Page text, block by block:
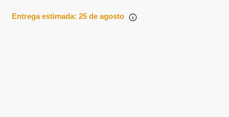
Entrega estimada: 25 de agosto